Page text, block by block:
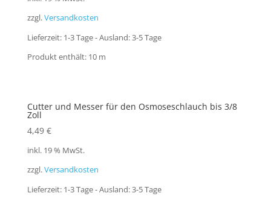
zzgl.Versandkosten
Lieferzeit: 1-3 Tage - Ausland: 3-5 Tage
Produkt enthält: 10 m
Cutter und Messer für den Osmoseschlauch bis 3/8
Zoll
4,49 €
inkl. 19 % MwSt.
zzgl.Versandkosten
Lieferzeit: 1-3 Tage - Ausland: 3-5 Tage